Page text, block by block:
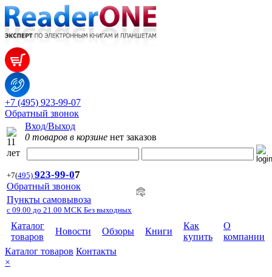
+7 (495) 923-99-07
Обратный звонок
Вход/Выход
0 товаров в корзине нет заказов
+7(495) 923-99-07
Обратный звонок
Пункты самовывоза
с 09.00 до 21.00 МСК Без выходных
Каталог
товаров
Новости Обзоры Книги
Как
купить
О
компании
Каталог товаров Контакты
×